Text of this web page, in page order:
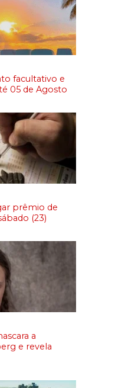
facultativo e
05 de Agosto
prêmio de
(23)
a
e revela